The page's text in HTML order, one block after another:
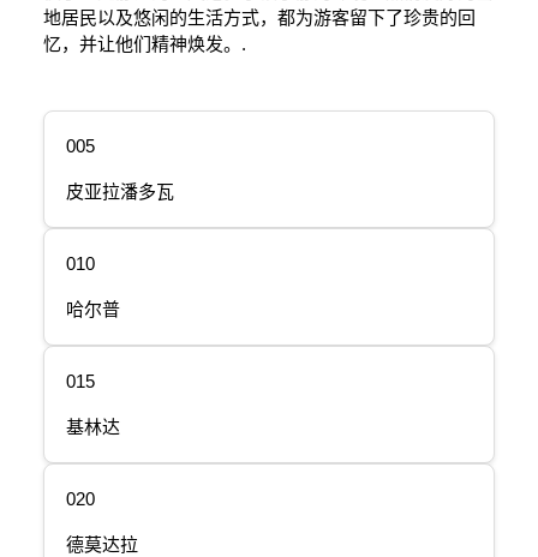
地居民以及悠闲的生活方式，都为游客留下了珍贵的回
忆，并让他们精神焕发。.
005
皮亚拉潘多瓦
010
哈尔普
015
基林达
020
德莫达拉